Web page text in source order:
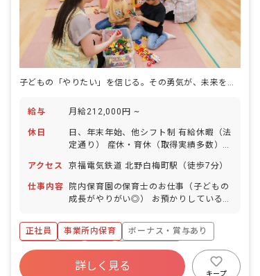
給与 月給212,000円 ~
休日
日、年末年始、他シフト制 有給休暇（法
定通り） 産休・育休（取得実績多数）
アクセス
京福電気鉄道 北野白梅町駅（徒歩7分）
仕事内容
院内保育園の保育士のお仕事（子どもの
成長がやりがい◎） お預かりしている子
食事・睡眠・排泄・清潔・衣類の着脱等
・集団生活を通じた社会性の装着 ・行事
の計画・実行、お知らせの作成
正社員 事業所内保育
ボーナス・賞与あり
社会保険完備
有給
福利厚生充実
昇給昇進あり
産休育休制度
詳しく見る
キープ